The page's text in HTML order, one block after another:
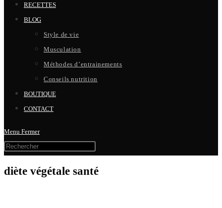
RECETTES
BLOG
Style de vie
Musculation
Méthodes d’entrainements
Conseils nutrition
BOUTIQUE
CONTACT
Menu Fermer
diète végétale santé